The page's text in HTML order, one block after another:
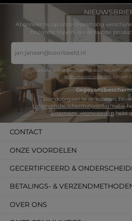
Abonneer nu op onze regelmatig
hoogtete blijven van de laatste
mailadres
*
Deze site wordt beschermd door reCAPTCHA
gebruiksvoorwaardenzijn van
gegevensbeschermingsinformatie
algemene voorwaardenhebt
CONTACT
BETALINGS- &
OVER ONS
GECERTIFICEERD &
ONZE VOORDELEN